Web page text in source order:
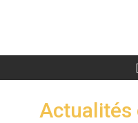
Actualités